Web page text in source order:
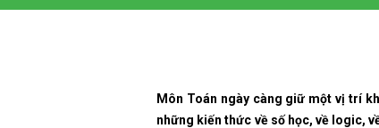
Môn Toán ngày càng giữ một vị trí
những kiến thức về số học, về logic,